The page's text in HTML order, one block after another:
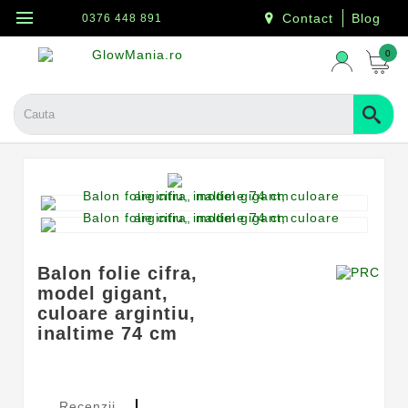
menu Contact Blog
0376 448 891
0
Balon folie cifra,
model gigant,
culoare argintiu,
inaltime 74 cm